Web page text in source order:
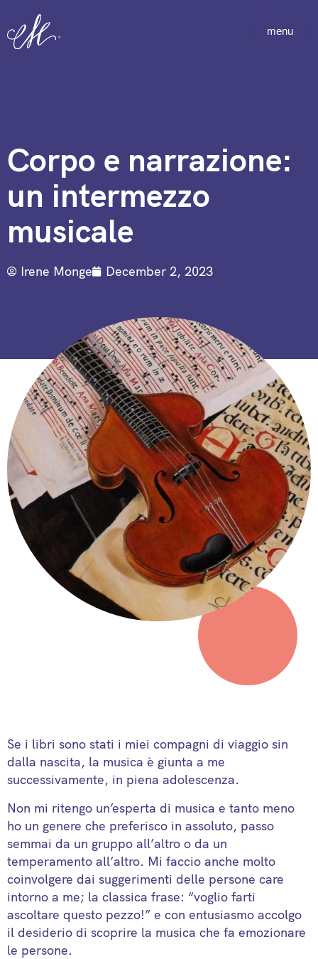
menu
Corpo e narrazione:
un intermezzo
musicale
Irene Monge December 2, 2023
Se i libri sono stati i miei compagni di viaggio sin
dalla nascita, la musica è giunta a me
successivamente, in piena adolescenza.
Non mi ritengo un’esperta di musica e tanto meno
ho un genere che preferisco in assoluto, passo
semmai da un gruppo all’altro o da un
temperamento all’altro. Mi faccio anche molto
coinvolgere dai suggerimenti delle persone care
intorno a me; la classica frase: “voglio farti
ascoltare questo pezzo!” e con entusiasmo accolgo
il desiderio di scoprire la musica che fa emozionare
le persone.